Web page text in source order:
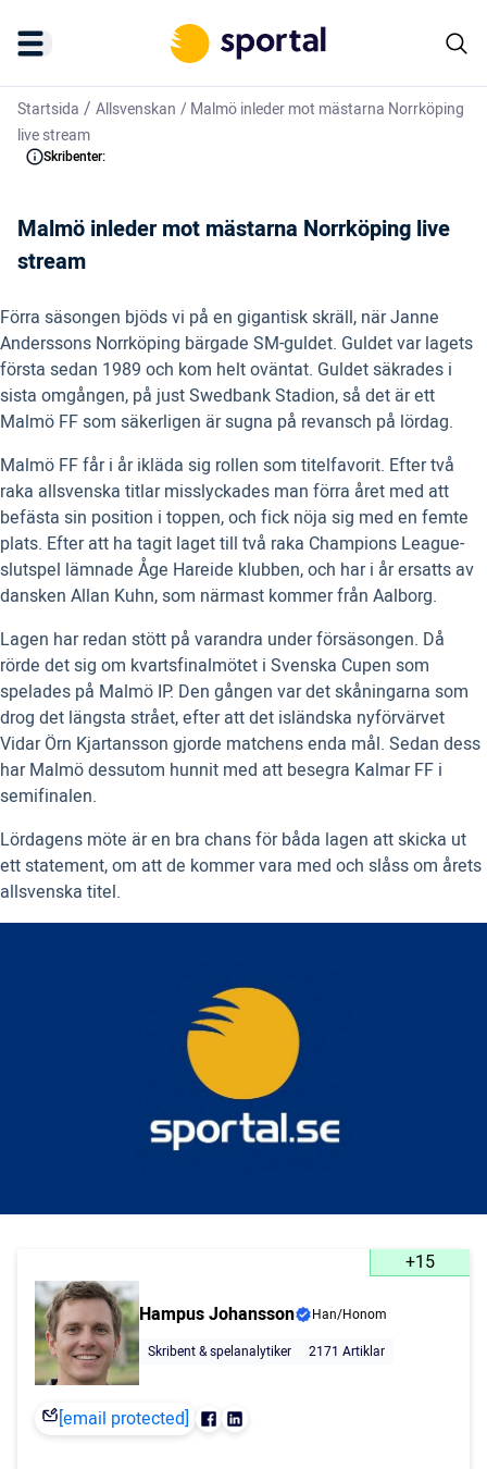
Startsida / Allsvenskan /Malmö inleder mot mästarna Norrköping
live stream
Skribenter:
Malmö inleder mot mästarna Norrköping live
stream
Förra säsongen bjöds vi på en gigantisk skräll, när Janne
Anderssons Norrköping bärgade SM-guldet. Guldet var lagets
första sedan 1989 och kom helt oväntat. Guldet säkrades i
sista omgången, på just Swedbank Stadion, så det är ett
Malmö FF som säkerligen är sugna på revansch på lördag.
Malmö FF får i år ikläda sig rollen som titelfavorit. Efter två
raka allsvenska titlar misslyckades man förra året med att
befästa sin position i toppen, och fick nöja sig med en femte
plats. Efter att ha tagit laget till två raka Champions League-
slutspel lämnade Åge Hareide klubben, och har i år ersatts av
dansken Allan Kuhn, som närmast kommer från Aalborg.
Lagen har redan stött på varandra under försäsongen. Då
rörde det sig om kvartsfinalmötet i Svenska Cupen som
spelades på Malmö IP. Den gången var det skåningarna som
drog det längsta strået, efter att det isländska nyförvärvet
Vidar Örn Kjartansson gjorde matchens enda mål. Sedan dess
har Malmö dessutom hunnit med att besegra Kalmar FF i
semifinalen.
Lördagens möte är en bra chans för båda lagen att skicka ut
ett statement, om att de kommer vara med och slåss om årets
allsvenska titel.
+15
Hampus Johansson
Han/Honom
Skribent & spelanalytiker
2171 Artiklar
[email protected]